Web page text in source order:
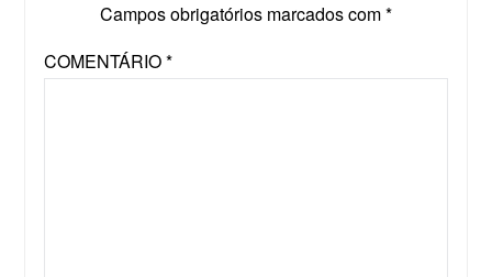
Campos obrigatórios marcados com*
COMENTÁRIO*